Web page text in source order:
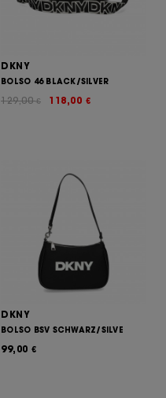
DKNY
BOLSO 46 BLACK/SILVER
118,00 €
129,00€
DKNY
BOLSO BSV SCHWARZ/SILVE
99,00 €